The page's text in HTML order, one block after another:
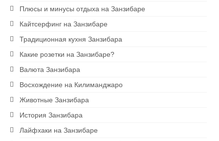
Плюсы и минусы отдыха на Занзибаре
Кайтсерфинг на Занзибаре
Традиционная кухня Занзибара
Какие розетки на Занзибаре?
Валюта Занзибара
Восхождение на Килиманджаро
Животные Занзибара
История Занзибара
Лайфхаки на Занзибаре